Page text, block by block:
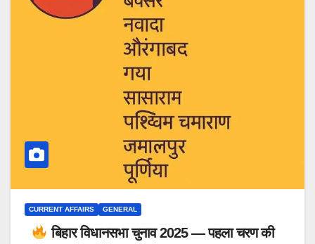
CURRENT AFFAIRS GENERAL
बिहार विधानसभा चुनाव 2025 — पहला चरण की